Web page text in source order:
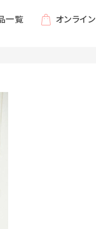
一覧 オンライン